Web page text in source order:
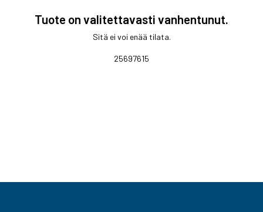
Tuote on valitettavasti vanhentunut.
Sitä ei voi enää tilata.
25697615